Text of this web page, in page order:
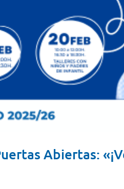
Abiertas: